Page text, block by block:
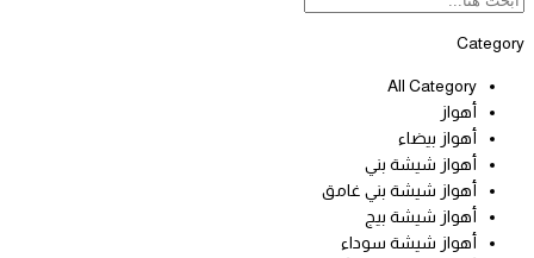
Category
All Category
أهواز
أهواز بيضاء
أهواز شيشة بني
أهواز شيشة بني غامق
أهواز شيشة بيج
أهواز شيشة سوداء